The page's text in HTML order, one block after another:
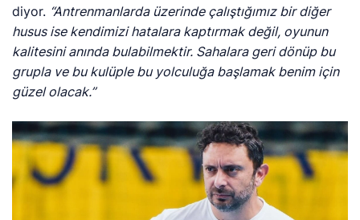
diyor. “Antrenmanlarda üzerinde çalıştığımız bir diğer
husus ise kendimizi hatalara kaptırmak değil, oyunun
kalitesini anında bulabilmektir. Sahalara geri dönüp bu
grupla ve bu kulüple bu yolculuğa başlamak benim için
güzel olacak.”